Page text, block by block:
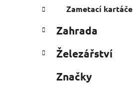
Zametací kartáče
Zahrada
Železářství
Značky